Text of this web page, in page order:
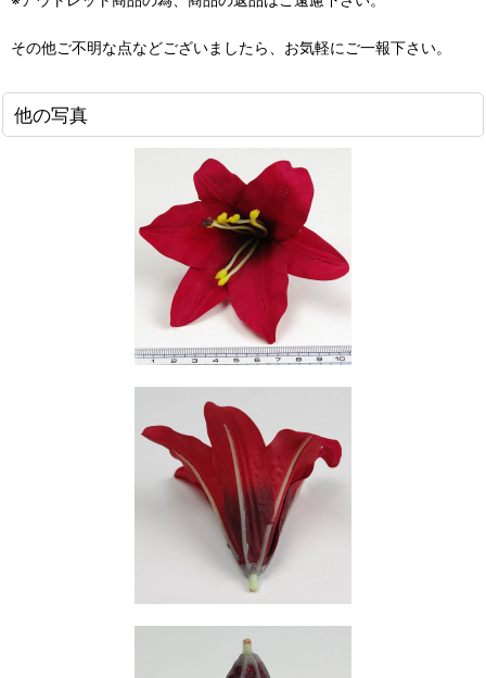
その他ご不明な点などございましたら、お気軽にご一報下さい。
他の写真